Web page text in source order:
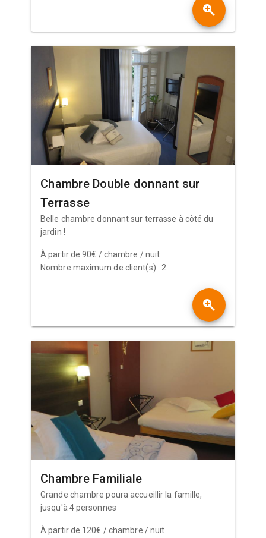
Chambre Double donnant sur
Terrasse
Belle chambre donnant sur terrasse à côté du
jardin !
À partir de 90€ / chambre / nuit
Nombre maximum de client(s) : 2
Chambre Familiale
Grande chambre poura accueillir la famille,
jusqu'à 4 personnes
À partir de 120€ / chambre / nuit